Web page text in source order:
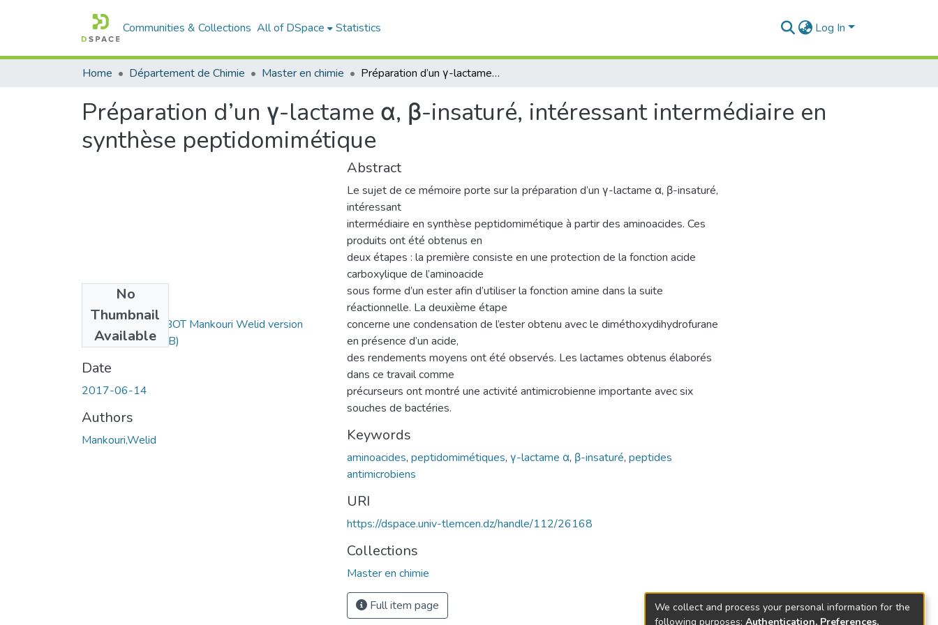
Communities & Collections All of DSpace Statistics Log In
Home Département de Chimie Master en chimie Préparation d’un γ-lactame α, β-insaturé, intéressant intermédiaire en synthèse peptidomimétique
Préparation d’un γ-lactame α, β-insaturé, intéressant intermédiaire en
synthèse peptidomimétique
No
Thumbnail
Available
Copie de Master BOT Mankouri Welid version
finale.pdf(1.63 MB)
Date
2017-06-14
Authors
Mankouri,Welid
Abstract
Le sujet de ce mémoire porte sur la préparation d’un γ-lactame α, β-insaturé,
intéressant
intermédiaire en synthèse peptidomimétique à partir des aminoacides. Ces
produits ont été obtenus en
deux étapes : la première consiste en une protection de la fonction acide
carboxylique de l’aminoacide
sous forme d’un ester afin d’utiliser la fonction amine dans la suite
réactionnelle. La deuxième étape
concerne une condensation de l’ester obtenu avec le diméthoxydihydrofurane
en présence d’un acide,
des rendements moyens ont été observés. Les lactames obtenus élaborés
dans ce travail comme
précurseurs ont montré une activité antimicrobienne importante avec six
souches de bactéries.
Keywords
aminoacides, peptidomimétiques, γ-lactame α, β-insaturé, peptides
antimicrobiens
URI
https://dspace.univ-tlemcen.dz/handle/112/26168
Collections
Master en chimie
Full item page
We collect and process your personal information for the
following purposes: Authentication, Preferences,